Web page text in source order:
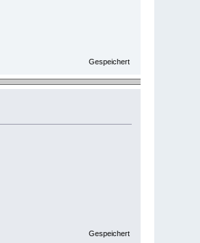
Gespeichert
Gespeichert